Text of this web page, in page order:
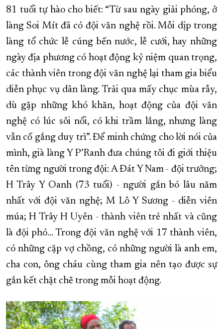
81 tuổi tự hào cho biết: “Từ sau ngày giải phóng, ở
làng Soi Mít đã có đội văn nghệ rồi. Mỗi dịp trong
làng tổ chức lễ cúng bến nước, lễ cưới, hay những
ngày địa phương có hoạt động kỷ niệm quan trọng,
các thành viên trong đội văn nghệ lại tham gia biểu
diễn phục vụ dân làng. Trải qua mấy chục mùa rẫy,
dù gặp những khó khăn, hoạt động của đội văn
nghệ có lúc sôi nổi, có khi trầm lắng, nhưng làng
vẫn cố gắng duy trì”. Để minh chứng cho lời nói của
mình, già làng Y P’Ranh đưa chúng tôi đi giới thiệu
tên từng người trong đội: A Đát Y Nam - đội trưởng;
H Trây Y Oanh (73 tuổi) - người gắn bó lâu năm
nhất với đội văn nghệ; M Lô Y Sương - diễn viên
múa; H Trây H Uyên - thành viên trẻ nhất và cũng
là đội phó... Trong đội văn nghệ với 17 thành viên,
có những cặp vợ chồng, có những người là anh em,
cha con, ông cháu cùng tham gia nên tạo được sự
gắn kết chặt chẽ trong mỗi hoạt động.